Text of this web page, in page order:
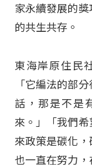
家永續發展的
的共生共存。
東海岸原住民
「它編法的部
話，那是不是
來。」「我們
來政策是碳化
也一直在努力